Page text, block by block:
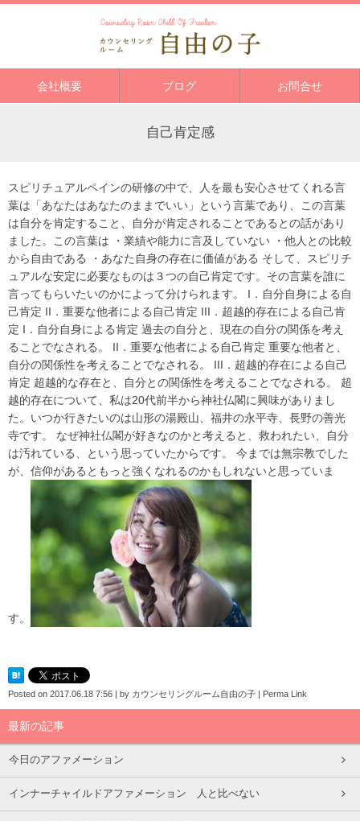
会社概要 ブログ お問合せ
自己肯定感
スピリチュアルペインの研修の中で、人を最も安心させてくれる言
葉は「あなたはあなたのままでいい」という言葉であり、この言葉
は自分を肯定すること、自分が肯定されることであるとの話があり
ました。この言葉は ・業績や能力に言及していない ・他人との比較
から自由である ・あなた自身の存在に価値がある そして、スピリチ
ュアルな安定に必要なものは３つの自己肯定です。その言葉を誰に
言ってもらいたいのかによって分けられます。 I．自分自身による自
己肯定 II．重要な他者による自己肯定 III．超越的存在による自己肯
定 I．自分自身による肯定 過去の自分と、現在の自分の関係を考え
ることでなされる。 II．重要な他者による自己肯定 重要な他者と、
自分の関係性を考えることでなされる。 III．超越的存在による自己
肯定 超越的な存在と、自分との関係性を考えることでなされる。 超
越的存在について、私は20代前半から神社仏閣に興味がありまし
た。いつか行きたいのは山形の湯殿山、福井の永平寺、長野の善光
寺です。 なぜ神社仏閣が好きなのかと考えると、救われたい、自分
は汚れている、という思っていたからです。 今までは無宗教でした
が、信仰があるともっと強くなれるのかもしれないと思っていま
す。
Posted on 2017.06.18 7:56 | by カウンセリングルーム自由の子 | Perma Link
最新の記事
今日のアファメーション
インナーチャイルドアファメーション 人と比べない